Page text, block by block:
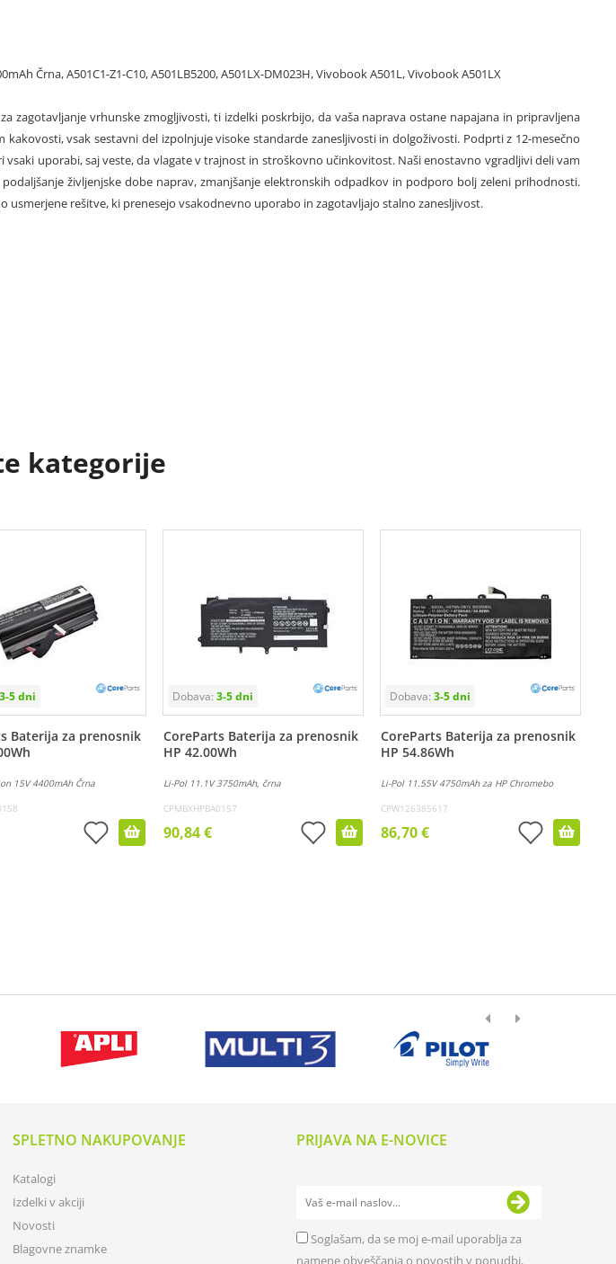
Črna, A501C1-Z1-C10, A501LB5200, A501LX-DM023H, Vivobook A501L, Vivobook A501LX
zagotavljanje vrhunske zmogljivosti, ti izdelki poskrbijo, da vaša naprava ostane napajana in pripravljena
vsak sestavni del izpolnjuje visoke standarde zanesljivosti in dolgoživosti. Podprti z 12-mesečno
vsaki uporabi, saj veste, da vlagate v trajnost in stroškovno učinkovitost. Naši enostavno vgradljivi deli vam
življenjske dobe naprav, zmanjšanje elektronskih odpadkov in podporo bolj zeleni prihodnosti.
usmerjene rešitve, ki prenesejo vsakodnevno uporabo in zagotavljajo stalno zanesljivost.
kategorije
Baterija za prenosnik
15V 4400mAh Črna
CoreParts Baterija za prenosnik
HP 42.00Wh
Li-Pol 11.1V 3750mAh, črna
CPMBXHPBA0157
90,84 €
CoreParts Baterija za prenosnik
HP 54.86Wh
Li-Pol 11.55V 4750mAh za HP Chromebo
CPW126385617
86,70 €
SPLETNO NAKUPOVANJE
Katalogi
Izdelki v akciji
Novosti
Blagovne znamke
PRIJAVA NA E-NOVICE
Soglašam, da se moj e-mail uporablja za
namene obveščanja o novostih v ponudbi,